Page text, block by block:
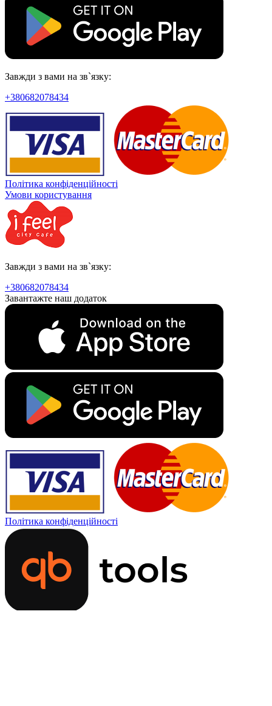
Завжди з вами на зв`язку:
+380682078434
Політика конфіденційності
Умови користування
Завжди з вами на зв`язку:
+380682078434
Завантажте наш додаток
Політика конфіденційності